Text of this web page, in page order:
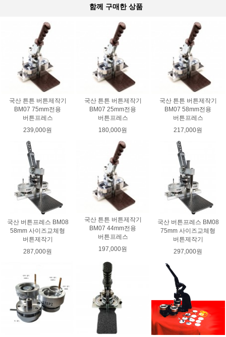
함께 구매한 상품
국산 튼튼 버튼제작기
BM07 75mm전용
버튼프레스
239,000원
국산 튼튼 버튼제작기
BM07 25mm전용
버튼프레스
180,000원
국산 튼튼 버튼제작기
BM07 58mm전용
버튼프레스
217,000원
국산 버튼프레스 BM08
58mm 사이즈교체형
버튼제작기
287,000원
국산 튼튼 버튼제작기
BM07 44mm전용
버튼프레스
197,000원
국산 버튼프레스 BM08
75mm 사이즈교체형
버튼제작기
297,000원